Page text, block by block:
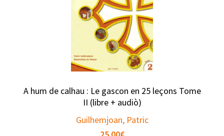
A hum de calhau : Le gascon en 25 leçons Tome
II (libre + audiò)
Guilhemjoan, Patric